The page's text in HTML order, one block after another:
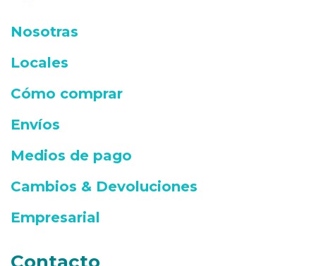
Nosotras
Locales
Cómo comprar
Envíos
Medios de pago
Cambios & Devoluciones
Empresarial